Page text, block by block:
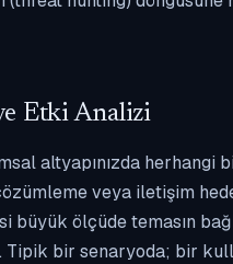
Etki Analizi
altyapınızda herhangi
veya iletişim
büyük ölçüde temasın
Tipik bir senaryoda; bir